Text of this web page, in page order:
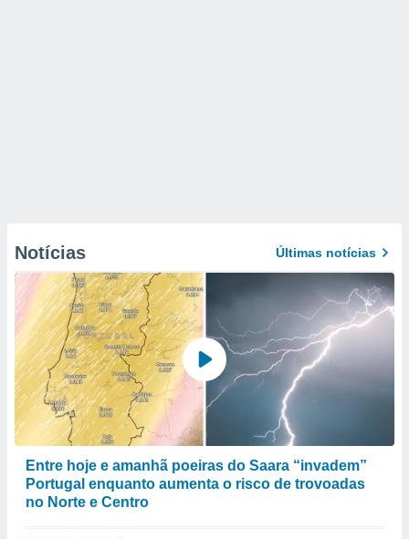
Notícias Últimas notícias
Entre hoje e amanhã poeiras do Saara “invadem”
Portugal enquanto aumenta o risco de trovoadas
no Norte e Centro